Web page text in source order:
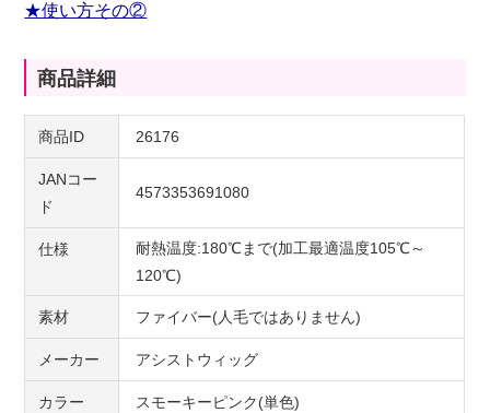
★使い方その②
商品詳細
商品ID 26176
JANコー
ド
4573353691080
仕様
耐熱温度:180℃まで(加工最適温度105℃～
120℃)
素材 ファイバー(人毛ではありません)
メーカー アシストウィッグ
カラー スモーキーピンク(単色)